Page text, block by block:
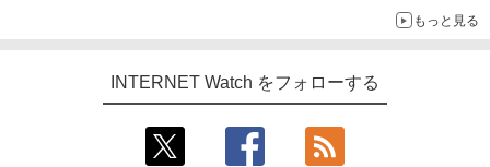
もっと見る
INTERNET Watch をフォローする